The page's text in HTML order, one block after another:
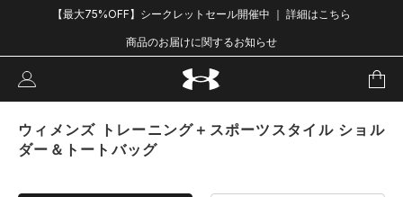
【最大75%OFF】シークレットセール開催中 ｜ 詳細はこちら
商品のお届けに関するお知らせ
ウィメンズ トレーニング＋スポーツスタイル ショル
ダー＆トートバッグ